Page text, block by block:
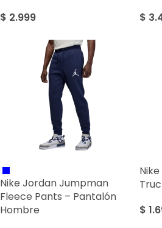
$ 2.999
$
Nike Jordan Jumpman
Fleece Pants – Pantalón
Hombre
$